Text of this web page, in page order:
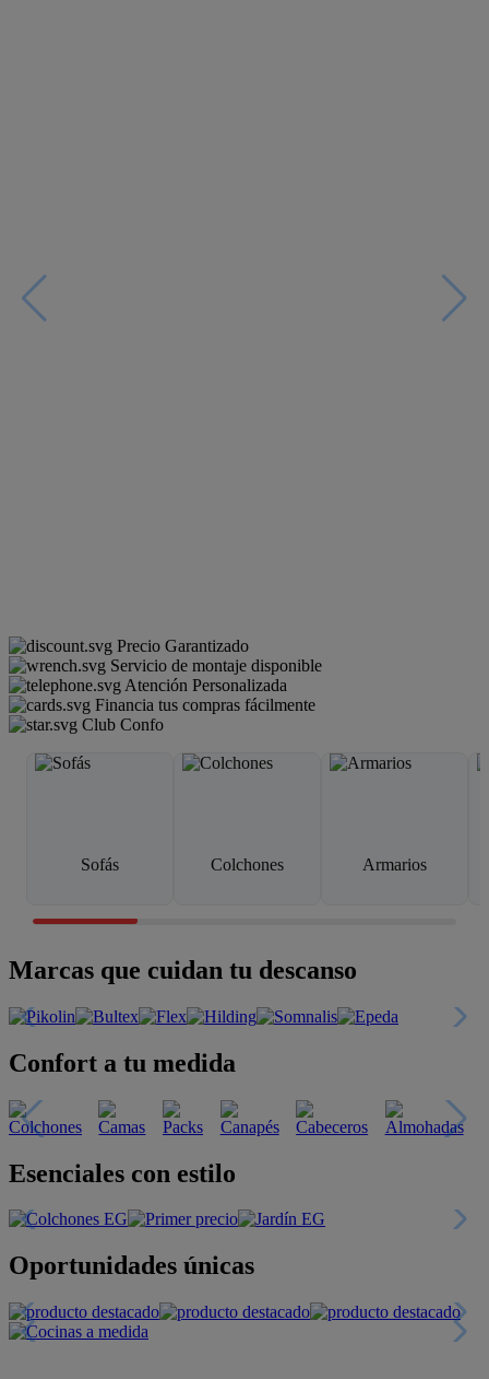
Precio Garantizado
Servicio de montaje disponible
Atención Personalizada
Financia tus compras fácilmente
Club Confo
Sofás Colchones Armarios
Marcas que cuidan tu descanso
Confort a tu medida
Esenciales con estilo
Oportunidades únicas